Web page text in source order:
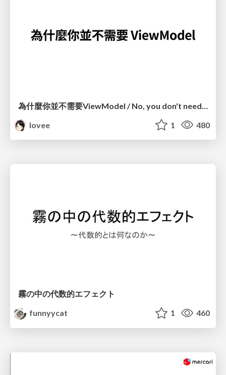
lovee
1 480
霧の中の代数的エフェクト
funnyycat
1 460